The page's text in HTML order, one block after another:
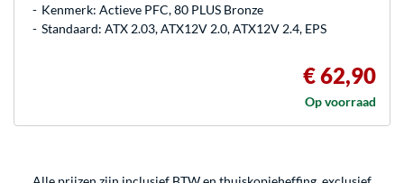
Kenmerk: Actieve PFC, 80 PLUS Bronze
Standaard: ATX 2.03, ATX12V 2.0, ATX12V 2.4, EPS
€ 62,90
Op voorraad